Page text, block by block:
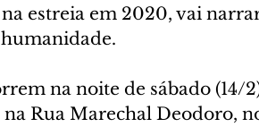
estreia em 2020, vai
na noite de sábado (14/
Rua Marechal Deodoro,